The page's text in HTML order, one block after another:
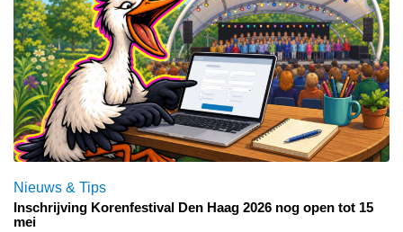
Nieuws & Tips
Inschrijving Korenfestival Den Haag 2026 nog open tot 15
mei